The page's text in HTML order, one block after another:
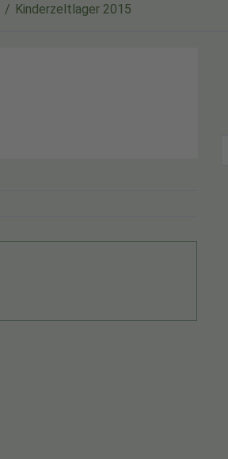
Kinderzeltlager 2015